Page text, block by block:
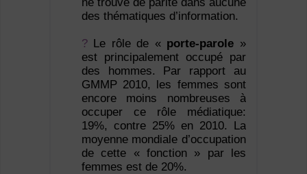
des théma­tiques d’information.
?Le rôle de « porte-parole »
est principale­ment occupé par
des hommes. Par rapport au
GMMP 2010, les femmes sont
encore moins nombreuses à
occuper ce rôle médiatique:
19%, contre 25% en 2010. La
moyenne mon­diale d’occupation
de cette « fonction » par les
femmes est de 20%.